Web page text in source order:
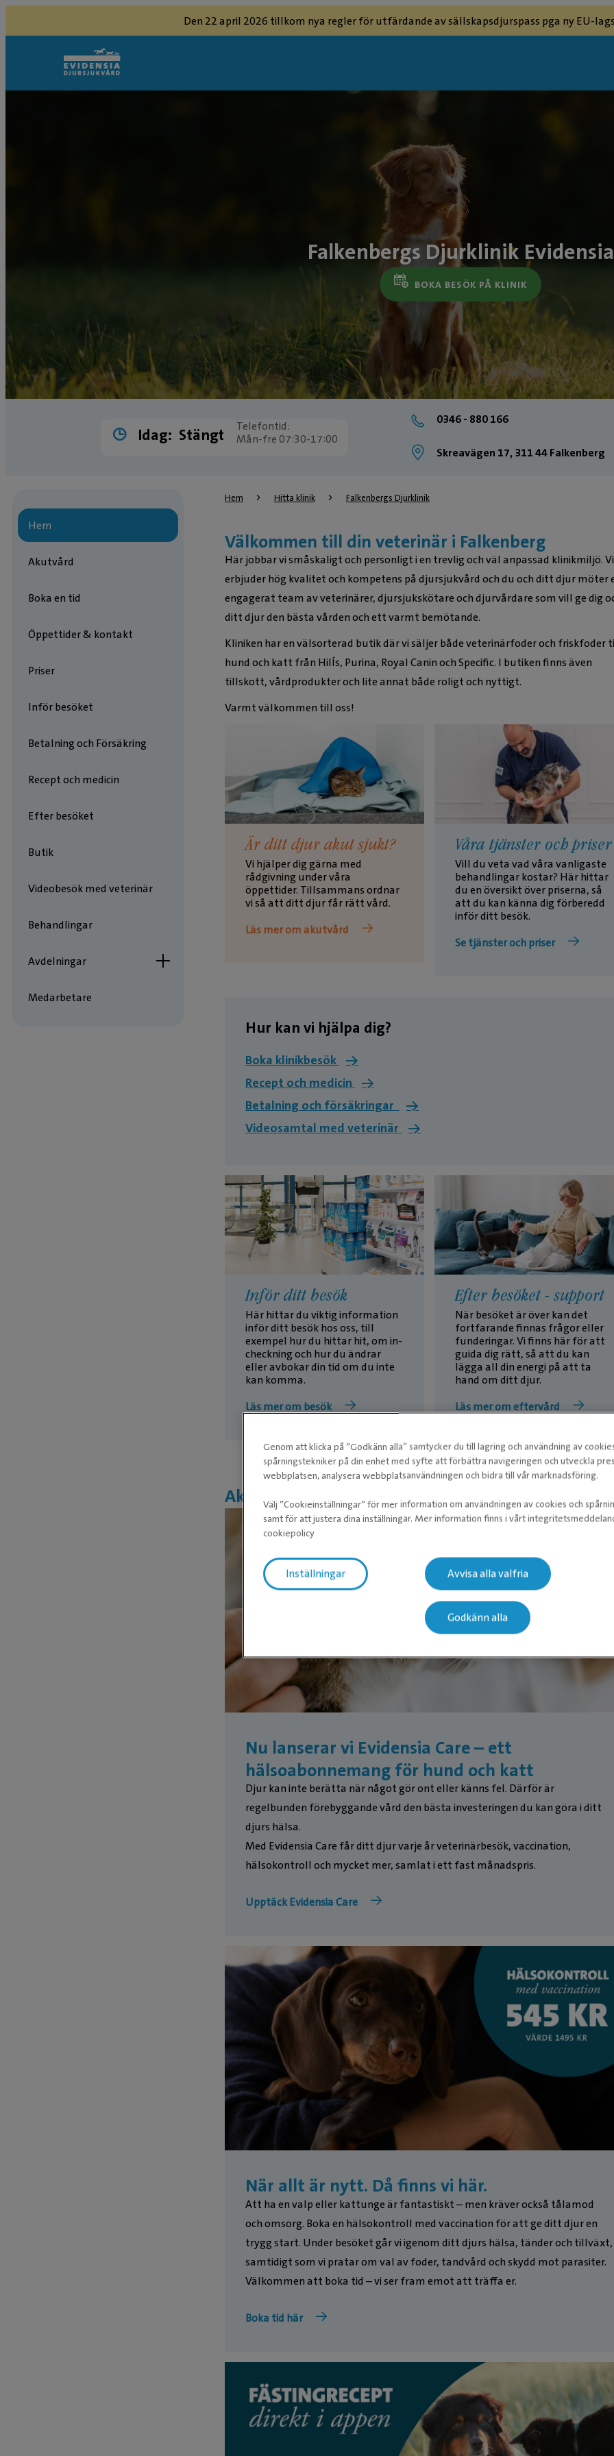
Den 22 april 2026 tillkom nya regler för utfärdande av sällskapsdjurspass pga ny EU-
Falkenbergs Djurklinik Evidensia
BOKA BESÖK PÅ KLINIK
Idag: Stängt
Telefontid:
Mån-fre 07:30-17:00
0346 - 880 166
Skreavägen 17, 311 44 Falkenberg
Hem Hitta klinik Falkenbergs Djurklinik
Hem
Akutvård
Boka en tid
Öppettider & kontakt
Priser
Inför besöket
Betalning och Försäkring
Recept och medicin
Efter besöket
Butik
Videobesök med veterinär
Behandlingar
Avdelningar
Medarbetare
Välkommen till din veterinär i Falkenberg
Här jobbar vi småskaligt och personligt i en trevlig och väl anpassad klinikmiljö. Vi
erbjuder hög kvalitet och kompetens på djursjukvård och du och ditt djur möter
engagerat team av veterinärer, djursjukskötare och djurvårdare som vill ge dig
ditt djur den bästa vården och ett varmt bemötande.
Kliniken har en välsorterad butik där vi säljer både veterinärfoder och friskfoder
hund och katt från Hill´s, Purina, Royal Canin och Specific. I butiken finns även
tillskott, vårdprodukter och lite annat både roligt och nyttigt.
Varmt välkommen till oss!
Är ditt djur akut sjukt?
Vi hjälper dig gärna med
rådgivning under våra
öppettider. Tillsammans ordnar
vi så att ditt djur får rätt vård.
Läs mer om akutvård
Våra tjänster och priser
Vill du veta vad våra vanligaste
behandlingar kostar? Här hittar
du en översikt över priserna, så
att du kan känna dig förberedd
inför ditt besök.
Se tjänster och priser
Hur kan vi hjälpa dig?
Boka klinikbesök →
Recept och medicin
→
Betalning och försäkringar
→
Videosamtal med veterinär
→
Inför ditt besök
Här hittar du viktig information
inför ditt besök hos oss, till
exempel hur du hittar hit, om in-
checkning och hur du ändrar
eller avbokar din tid om du inte
kan komma.
Läs mer om besök
Efter besöket - support
När besöket är över kan det
fortfarande finnas frågor eller
funderingar. Vi finns här för att
guida dig rätt, så att du kan
lägga all din energi på att ta
hand om ditt djur.
Läs mer om eftervård
Aktuellt
Nu lanserar vi Evidensia Care – ett
hälsoabonnemang för hund och katt
Djur kan inte berätta när något gör ont eller känns fel. Därför är
regelbunden förebyggande vård den bästa investeringen du kan göra i ditt
djurs hälsa.
Med Evidensia Care får ditt djur varje år veterinärbesök, vaccination,
hälsokontroll och mycket mer, samlat i ett fast månadspris.
Upptäck Evidensia Care
När allt är nytt. Då finns vi här.
Att ha en valp eller kattunge är fantastiskt – men kräver också tålamod
och omsorg. Boka en hälsokontroll med vaccination för att ge ditt djur en
trygg start. Under besöket går vi igenom ditt djurs hälsa, tänder och tillväxt,
samtidigt som vi pratar om val av foder, tandvård och skydd mot parasiter.
Välkommen att boka tid – vi ser fram emot att träffa er.
Boka tid här
Leg.
Rekommendation från
eller kollegorHela
dess att du hämtar ditt
hög klass på hela
personal och dess helhet
Genom att klicka på ”Godkänn alla” samtycker du till lagring och användning av
spårningstekniker på din enhet med syfte att förbättra navigeringen och utveckla
webbplatsen, analysera webbplatsanvändningen och bidra till vår marknadsföring.
Välj ”Cookieinställningar” för mer information om användningen av cookies och
samt för att justera dina inställningar. Mer information finns i vårt
cookiepolicy
Inställningar Avvisa alla valfria
Godkänn alla